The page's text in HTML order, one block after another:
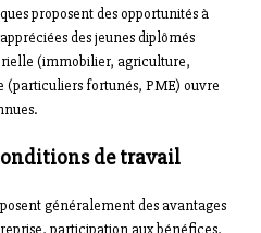
proposent des opportunités à
des jeunes diplômés
(immobilier, agriculture,
fortunés, PME) ouvre
de travail
généralement des avantages
participation aux bénéfices,